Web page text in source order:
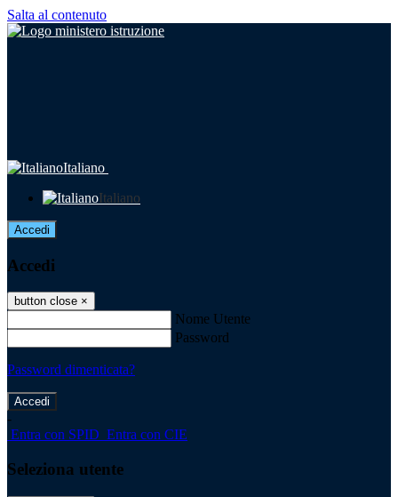
Salta al contenuto
Italiano
Italiano
Accedi
Accedi
button close ×
Nome Utente
Password
Password dimenticata?
-
Entra con SPID Entra con CIE
Seleziona utente